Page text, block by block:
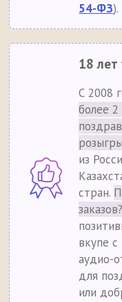
54-ФЗ).
18
С 2008
более
из
стран.
заказов?
вкупе
аудио-
для
или